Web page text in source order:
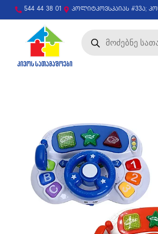
544 44 38 01 პოლიტკოვსკაიას #33ა;